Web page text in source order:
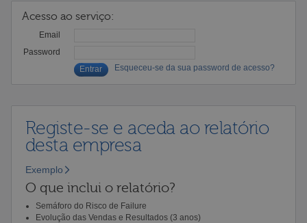
Acesso ao serviço:
Email
Password
Esqueceu-se da sua password de acesso?
Registe-se e aceda ao relatório
desta empresa
Exemplo
O que inclui o relatório?
Semáforo do Risco de Failure
Evolução das Vendas e Resultados (3 anos)